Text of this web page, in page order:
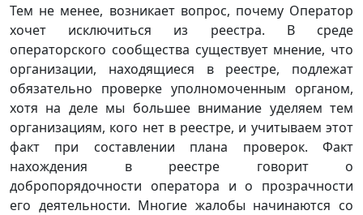
Тем не менее, возникает вопрос, почему Оператор
хочет исключиться из реестра. В среде
операторского сообщества существует мнение, что
организации, находящиеся в реестре, подлежат
обязательно проверке уполномоченным органом,
хотя на деле мы большее внимание уделяем тем
организациям, кого нет в реестре, и учитываем этот
факт при составлении плана проверок. Факт
нахождения в реестре говорит о
добропорядочности оператора и о прозрачности
его деятельности. Многие жалобы начинаются со